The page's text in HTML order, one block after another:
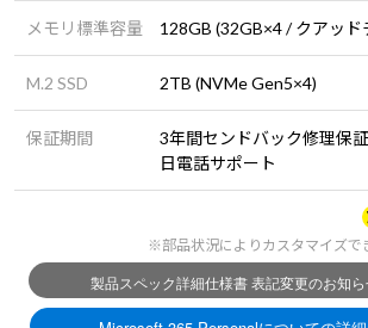
メモリ標準容量 128GB (32GB×4 / クアッド
M.2 SSD 2TB (NVMe Gen5×4)
保証期間
3年間センドバック修理保
日電話サポート
※部品状況によりカスタマイズで